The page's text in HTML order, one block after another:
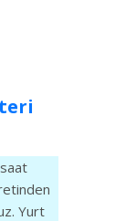
Yurt